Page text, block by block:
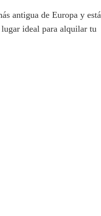
antigua de Europa y está
ideal para alquilar tu
el mar Mediterráneo y el
en 1681.